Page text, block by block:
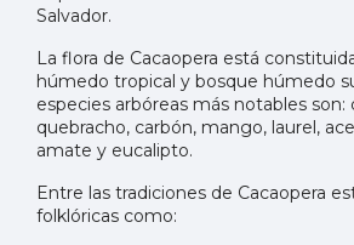
Salvador.
La flora de Cacaopera está
húmedo tropical y bosque húmedo
especies arbóreas más notables son:
quebracho, carbón, mango, laurel,
amate y eucalipto.
Entre las tradiciones de Cacaopera
folklóricas como: